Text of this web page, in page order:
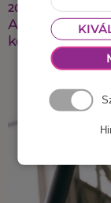
2025 augusztus
A legmenőbb
kollégáid